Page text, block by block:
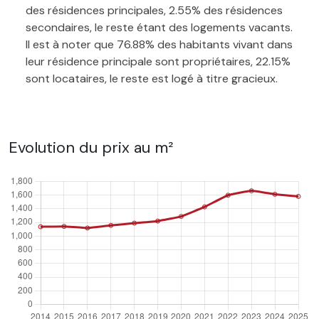
des résidences principales, 2.55% des résidences
secondaires, le reste étant des logements vacants.
Il est à noter que 76.88% des habitants vivant dans
leur résidence principale sont propriétaires, 22.15%
sont locataires, le reste est logé à titre gracieux.
Evolution du prix au m²